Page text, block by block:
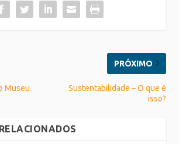
Museu
PRÓXIMO
Sustentabilidade – O que é
isso?